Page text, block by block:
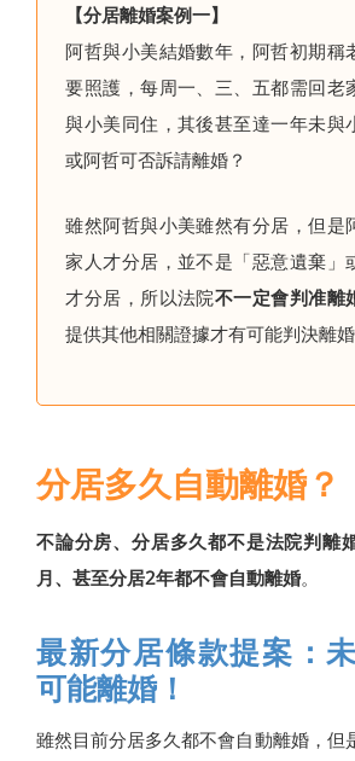
【分居離婚案例一】
阿哲與小美結婚數年，阿哲初期稱
要照護，每周一、三、五都需回老
與小美同住，其後甚至達一年未與
或阿哲可否訴請離婚？
雖然阿哲與小美雖然有分居，但是
家人才分居，並不是「惡意遺棄」
才分居，所以法院不一定會判准離
提供其他相關證據才有可能判決離婚
分居多久自動離婚？
不論分房、分居多久都不是法院判離
月、甚至分居2年都不會自動離婚。
最新分居條款提案：
可能離婚！
雖然目前分居多久都不會自動離婚，但